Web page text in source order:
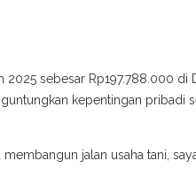
sebesar Rp197.788.000
kepentingan pribadi
jalan usaha tani,